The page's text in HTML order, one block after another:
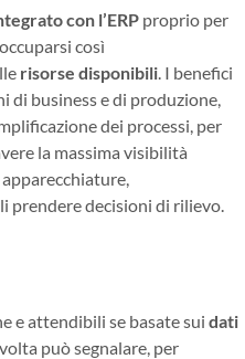
con l’ERP proprio per
così
risorse disponibili. I benefici
di business e di produzione,
dei processi, per
la massima visibilità
prendere decisioni di rilievo.
e attendibili se basate sui dati
può segnalare, per